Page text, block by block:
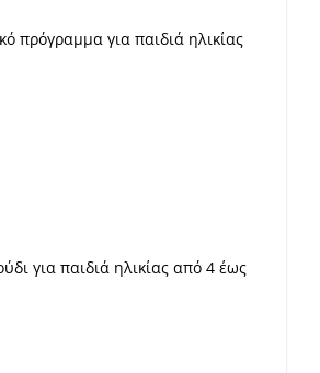
πρόγραμμα για παιδιά ηλικίας
για παιδιά ηλικίας από 4 έως